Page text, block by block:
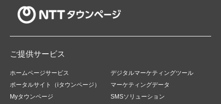
ご提供サービス
ホームページサービス
デジタルマーケティングツール
ポータルサイト（iタウンページ）
マーケティングデータ
Myタウンページ
SMSソリューション